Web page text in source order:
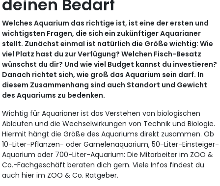
deinen Bedarf
Welches Aquarium das richtige ist, ist eine der ersten und
wichtigsten Fragen, die sich ein zukünftiger Aquarianer
stellt. Zunächst einmal ist natürlich die Größe wichtig: Wie
viel Platz hast du zur Verfügung? Welchen Fisch-Besatz
wünschst du dir? Und wie viel Budget kannst du investieren?
Danach richtet sich, wie groß das Aquarium sein darf. In
diesem Zusammenhang sind auch Standort und Gewicht
des Aquariums zu bedenken.
Wichtig für Aquarianer ist das Verstehen von biologischen
Abläufen und die Wechselwirkungen von Technik und Biologie.
Hiermit hängt die Größe des Aquariums direkt zusammen. Ob
10-Liter-Pflanzen- oder Garnelenaquarium, 50-Liter-Einsteiger-
Aquarium oder 700-Liter-Aquarium: Die Mitarbeiter im ZOO &
Co.-Fachgeschäft beraten dich gern. Viele Infos findest du
auch hier im ZOO & Co. Ratgeber.